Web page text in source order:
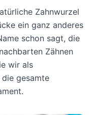
Zahnwurzel
ein ganz anderes
schon sagt, die
Zähnen
wir als
gesamte